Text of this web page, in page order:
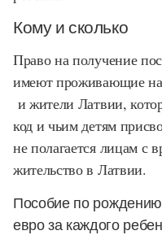
Кому и сколько
Право на получение
имеют проживающие на
и жители Латвии,
код и чьим детям
не полагается лицам с
жительство в Латвии.
Пособие по
евро за каждого